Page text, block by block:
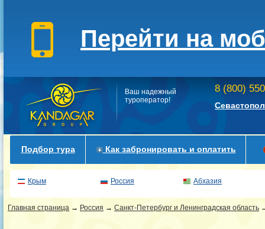
Перейти на
Ваш надежный
туроператор!
8 (800)
Подбор тура Как забронировать и оплатить
Крым Россия Абхазия
Главная страница → Россия → Санкт-Петербург и Ленинградская область